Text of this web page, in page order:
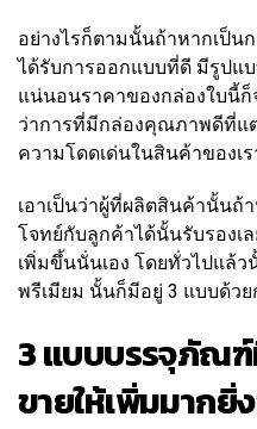
อย่างไรก็ตามนั้นถ้าหากเป็
ได้รับการออกแบบที่ดี มีรูปแ
แน่นอนราคาของกล่องใบนี้ก็
ว่าการที่มีกล่องคุณภาพดีที่แ
ความโดดเด่นในสินค้าของเร
เอาเป็นว่าผู้ที่ผลิตสินค้านั้น
โจทย์กับลูกค้าได้นั้นรับรองเ
เพิ่มขึ้นนั่นเอง โดยทั่วไปแล้
พรีเมียม นั้นก็มีอยู่ 3 แบบด้ว
3 แบบบรรจุภัณ
ขายให้เพิ่มมากยิ่